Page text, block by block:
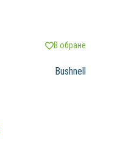
В обране
Bushnell